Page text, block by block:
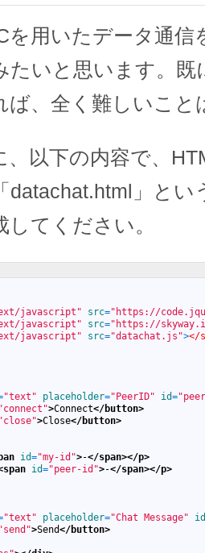
を用いたデータ通信
たいと思います。
ば、全く難しいこと
、以下の内容で、
datachat.html」とい
てください。
javascript" src="https://
javascript" src="https://
javascript" src="datachat.js"></
"text" placeholder="PeerID" id=
"connect">Connect</button>
"close">Close</button>
id="my-id">-</span></p>
id="peer-id">-</span></p>
"text" placeholder="Chat Message"
id
"send">Send</button>